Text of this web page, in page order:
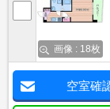
画像 : 18枚
空室確